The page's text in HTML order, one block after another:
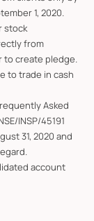
1, 2020.
stock
from
create pledge.
to trade in cash
Asked
INSP/45191
31, 2020 and
account